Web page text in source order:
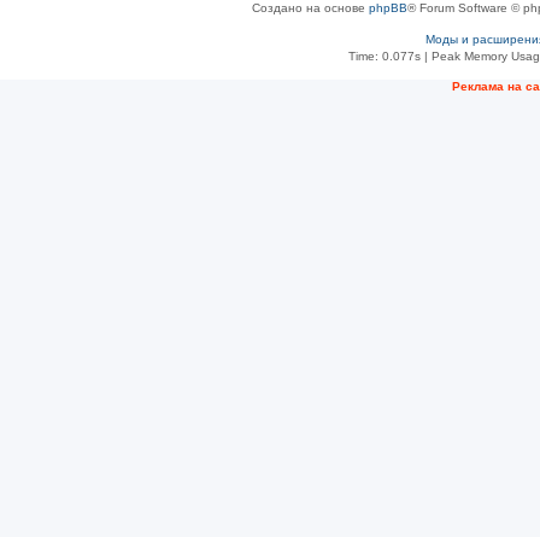
Создано на основе phpBB® Forum Software ©
Моды и
Time: 0.077s| Peak Memory
Рeклама на